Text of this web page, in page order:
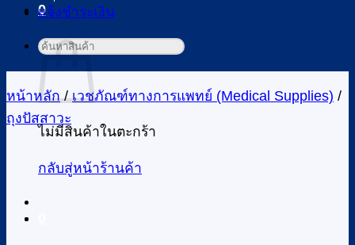
0
ไม่มีสินค้าในตะกร้า
กลับสู่หน้าร้านค้า
แจ้งชำระเงิน
ค้นหา:
หน้าหลัก / เวชภัณฑ์ทางการแพทย์ (Medical Supplies) /
ถุงปัสสาวะ